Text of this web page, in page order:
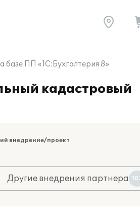
базе ПП «1С:Бухгалтерия 8»
кадастровый
внедрение/проект
Другие внедрения партнера